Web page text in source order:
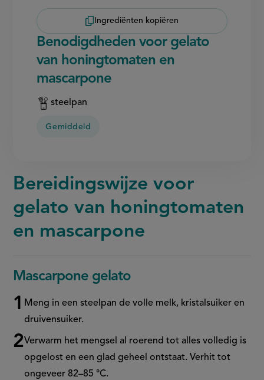
Ingrediënten kopiëren
Benodigdheden voor gelato
van honingtomaten en
mascarpone
steelpan
Gemiddeld
Bereidingswijze voor
gelato van honingtomaten
en mascarpone
Mascarpone gelato
Meng in een steelpan de volle melk, kristalsuiker en
druivensuiker.
Verwarm het mengsel al roerend tot alles volledig is
opgelost en een glad geheel ontstaat. Verhit tot
ongeveer 82–85 °C.